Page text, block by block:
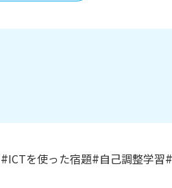
ICTを使った宿題 自己調整学習